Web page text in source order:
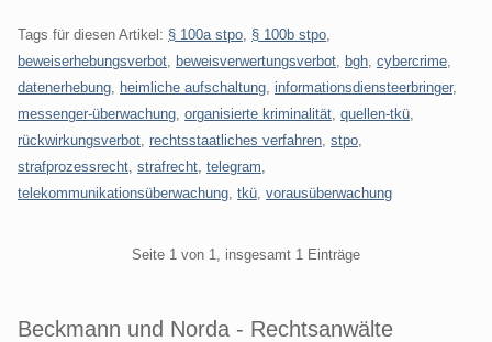
Tags für diesen Artikel: § 100a stpo § 100b stpo
beweiserhebungsverbot
beweisverwertungsverbot bgh cybercrime
datenerhebung
heimliche aufschaltung informationsdiensteerbringer,
messenger-überwachung organisierte kriminalität quellen-tkü
rückwirkungsverbot rechtsstaatliches verfahren stpo
strafprozessrecht strafrecht telegram
telekommunikationsüberwachung tkü vorausüberwachung
Seite 1 von 1, insgesamt 1 Einträge
Beckmann und Norda - Rechtsanwälte